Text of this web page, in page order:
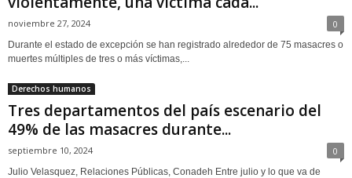
noviembre 27, 2024 0
Durante el estado de excepción se han registrado alrededor de 75 masacres o
muertes múltiples de tres o más víctimas,...
Derechos humanos
Tres departamentos del país escenario del
49% de las masacres durante...
septiembre 10, 2024 0
Julio Velasquez, Relaciones Públicas, Conadeh Entre julio y lo que va de